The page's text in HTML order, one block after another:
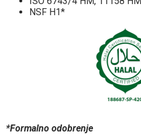
NSF H1*
*Formalno odobrenje